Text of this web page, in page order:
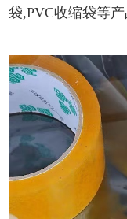
袋,PVC收缩袋等产